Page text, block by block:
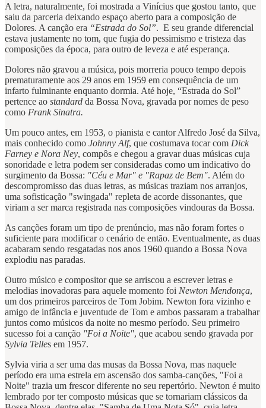
A letra, naturalmente, foi mostrada a Vinícius que gostou tanto, que
saiu da parceria deixando espaço aberto para a composição de
Dolores. A canção era “Estrada do Sol”. E seu grande diferencial
estava justamente no tom, que fugia do pessimismo e tristeza das
composições da época, para outro de leveza e até esperança.
Dolores não gravou a música, pois morreria pouco tempo depois
prematuramente aos 29 anos em 1959 em consequência de um
infarto fulminante enquanto dormia. Até hoje, “Estrada do Sol”
pertence ao standard da Bossa Nova, gravada por nomes de peso
como Frank Sinatra.
Um pouco antes, em 1953, o pianista e cantor Alfredo José da Silva,
mais conhecido como Johnny Alf, que costumava tocar com Dick
Farney e Nora Ney, compôs e chegou a gravar duas músicas cuja
sonoridade e letra podem ser consideradas como um indicativo do
surgimento da Bossa: "Céu e Mar" e "Rapaz de Bem". Além do
descompromisso das duas letras, as músicas traziam nos arranjos,
uma sofisticação "swingada" repleta de acorde dissonantes, que
viriam a ser marca registrada nas composições vindouras da Bossa.
As canções foram um tipo de prenúncio, mas não foram fortes o
suficiente para modificar o cenário de então. Eventualmente, as duas
acabaram sendo resgatadas nos anos 1960 quando a Bossa Nova
explodiu nas paradas.
Outro músico e compositor que se arriscou a escrever letras e
melodias inovadoras para aquele momento foi Newton Mendonça,
um dos primeiros parceiros de Tom Jobim. Newton fora vizinho e
amigo de infância e juventude de Tom e ambos passaram a trabalhar
juntos como músicos da noite no mesmo período. Seu primeiro
sucesso foi a canção "Foi a Noite", que acabou sendo gravada por
Sylvia Telles em 1957.
Sylvia viria a ser uma das musas da Bossa Nova, mas naquele
período era uma estrela em ascensão dos samba-canções, "Foi a
Noite" trazia um frescor diferente no seu repertório. Newton é muito
lembrado por ter composto músicas que se tornariam clássicos da